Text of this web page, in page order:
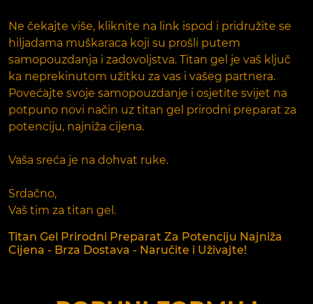
Ne čekajte više, kliknite na link ispod i pridružite se
hiljadama muškaraca koji su prošli putem
samopouzdanja i zadovoljstva. Titan gel je vaš ključ
ka neprekinutom užitku za vas i vašeg partnera.
Povećajte svoje samopouzdanje i osjetite svijet na
potpuno novi način uz titan gel prirodni preparat za
potenciju, najniža cijena.
Vaša sreća je na dohvat ruke.
Srdačno,
Vaš tim za titan gel.
Titan Gel Prirodni Preparat Za Potenciju Najniža
Cijena - Brza Dostava - Naručite i Uživajte!